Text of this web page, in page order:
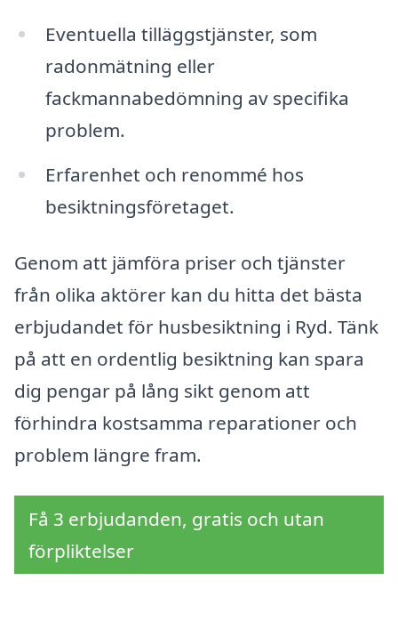
Eventuella tilläggstjänster, som
radonmätning eller
fackmannabedömning av specifika
problem.
Erfarenhet och renommé hos
besiktningsföretaget.
Genom att jämföra priser och tjänster
från olika aktörer kan du hitta det bästa
erbjudandet för husbesiktning i Ryd. Tänk
på att en ordentlig besiktning kan spara
dig pengar på lång sikt genom att
förhindra kostsamma reparationer och
problem längre fram.
Få 3 erbjudanden, gratis och utan
förpliktelser